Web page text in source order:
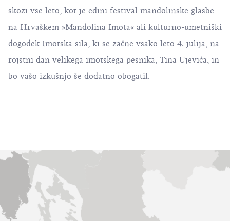
skozi vse leto, kot je edini festival mandolinske glasbe
na Hrvaškem »Mandolina Imota« ali kulturno-umetniški
dogodek Imotska sila, ki se začne vsako leto 4. julija, na
rojstni dan velikega imotskega pesnika, Tina Ujevića, in
bo vašo izkušnjo še dodatno obogatil.